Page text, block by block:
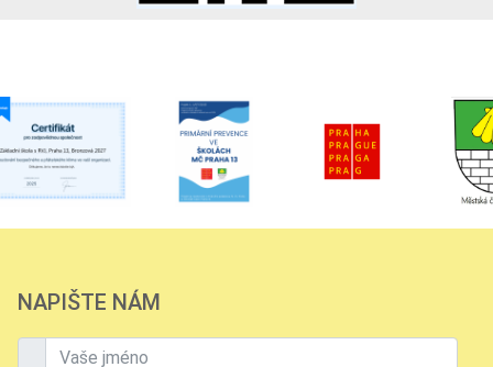
NAPIŠTE NÁM
Vaše jméno